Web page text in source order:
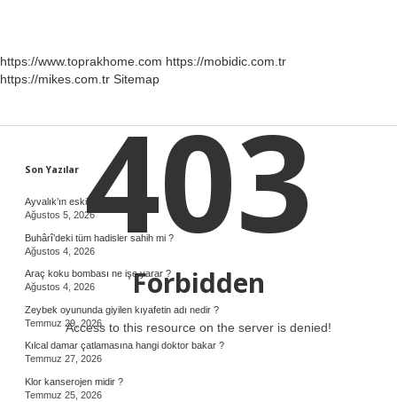
https://www.toprakhome.com https://mobidic.com.tr
https://mikes.com.tr Sitemap
Sidebar
Son Yazılar
Ayvalık’ın eski adı nedir ?
Ağustos 5, 2026
Buhârî’deki tüm hadisler sahih mi ?
Ağustos 4, 2026
Araç koku bombası ne işe yarar ?
Ağustos 4, 2026
Zeybek oyununda giyilen kıyafetin adı nedir ?
Temmuz 29, 2026
Kılcal damar çatlamasına hangi doktor bakar ?
Temmuz 27, 2026
Klor kanserojen midir ?
Temmuz 25, 2026
403
Forbidden
Access to this resource on the server is denied!